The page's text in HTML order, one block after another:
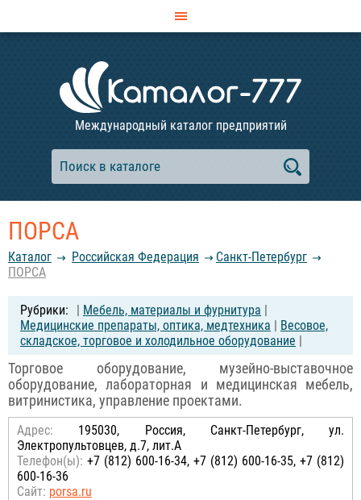
Международный каталог предприятий
ПОРСА
Каталог Российcкая Федерация
Санкт-Петербург
ПОРСА
| Мебель, материалы и фурнитура |
Медицинские препараты, оптика, медтехника | Весовое,
складское, торговое и холодильное оборудование |
Торговое оборудование, музейно-выставочное
оборудование, лабораторная и медицинская мебель,
витринистика, управление проектами.
Адрес: 195030, Россия, Санкт-Петербург, ул.
Электропультовцев, д.7, лит.А
Телефон(ы): +7 (812) 600-16-34, +7 (812) 600-16-35, +7 (812)
600-16-36
Сайт: porsa.ru